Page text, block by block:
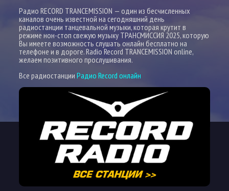
Радио RECORD TRANCEMISSION — один из бесчисленных
каналов очень известной на сегодняшний день
радиостанции танцевальной музыки, которая крутит в
режиме нон-стоп свежую музыку ТРАНСМИССИЯ 2025, которую
Вы имеете возможность слушать онлайн бесплатно на
телефоне и в дороге. Radio Record TRANCEMISSION online,
желаем позитивного прослушивания.
Все радиостанцииРадио Record онлайн